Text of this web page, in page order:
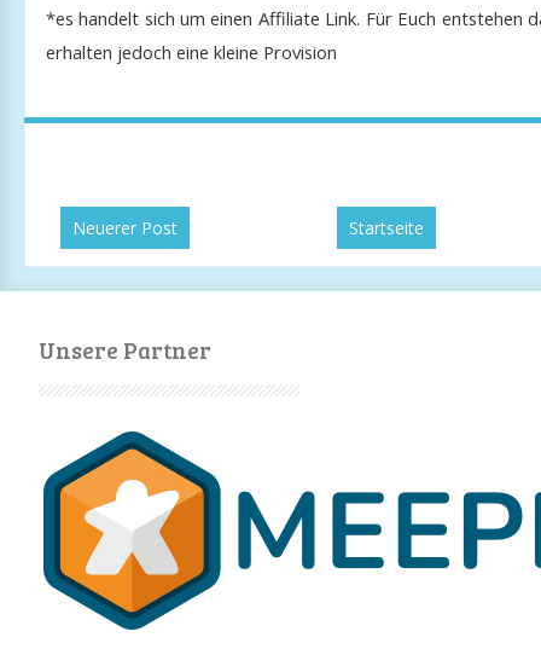
*es handelt sich um einen Affiliate Link. Für Euch entstehen
erhalten jedoch eine kleine Provision
Neuerer Post Startseite
Unsere Partner